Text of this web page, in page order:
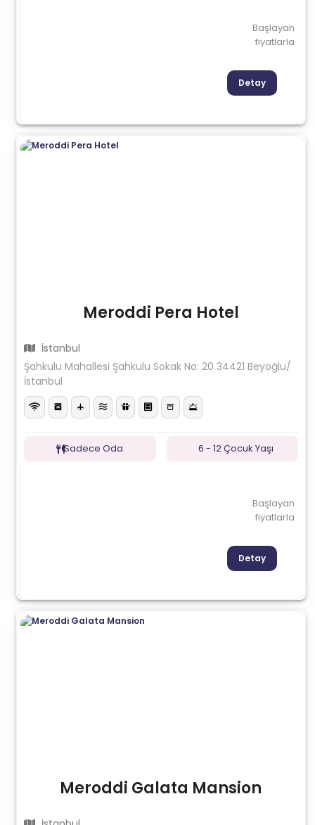
Başlayan
fiyatlarla
Detay
Meroddi Pera Hotel
İstanbul
Şahkulu Mahallesi Şahkulu Sokak No: 20 34421 Beyoğlu/
İstanbul
Sadece Oda 6 - 12 Çocuk Yaşı
Başlayan
fiyatlarla
Detay
Meroddi Galata Mansion